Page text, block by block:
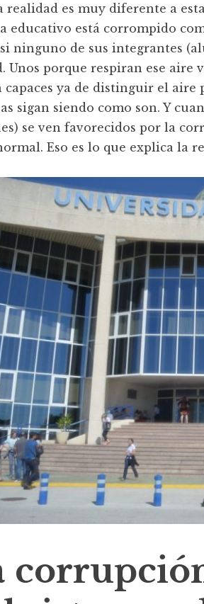
realidad es muy diferente a
educativo está corrompido
ninguno de sus integrantes
Unos porque respiran ese aire
capaces ya de distinguir el
sigan siendo como son. Y
se ven favorecidos por la
Eso es lo que explica la